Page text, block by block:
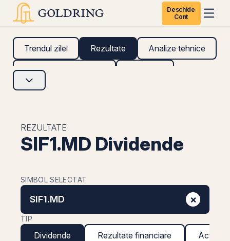
Deschide
Cont
Trendul zilei Rezultate Analize tehnice
Analize fundamentale
REZULTATE
SIF1.MD Dividende
SIMBOL SELECTAT
SIF1.MD ×
TIP
Dividende Rezultate financiare Acțiuni